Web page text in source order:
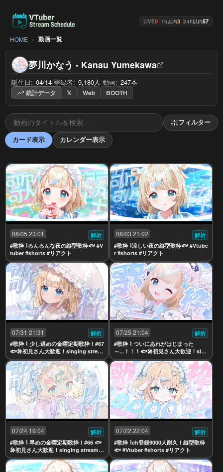
LIVE0 1h以内3 24h以内57
HOME 動画一覧
夢川かなう - Kanau Yumekawa
誕生日: 04/14 登録者: 9,180人 動画: 247本
統計データ 𝕏 Web BOOTH
フィルター
カード表示 カレンダー表示
08/05 23:01
解析
#歌枠 ⌇るんるんな夜の縦型歌枠🐟 #V
tuber #shorts #リアクト
08/03 21:02
解析
#歌枠 ⌇涼しい夜の縦型歌枠🐟 #Vtube
r #shorts #リアクト
07/31 21:31
解析
#歌枠 ⌇ 少し遅めの金曜定期歌枠！#67
🐟🎤初見さん大歓迎！singing strea
m【夢川かなう/リアクト/Vtuber】
07/25 21:04
解析
#歌枠 ⌇ ついにあれがはじまった
～...！！！🐟🎤初見さん大歓迎！sing
ing stream【夢川かなう/リアクト/Vt
uber】
07/24 19:04
解析
#歌枠 ⌇ 早めの金曜定期歌枠！#66 🐟
🎤初見さん大歓迎！singing stream
【夢川かなう/リアクト/Vtuber】
07/22 22:04
解析
#歌枠 ⌇ch登録9000人耐久！縦型歌枠
🐟 #Vtuber #shorts #リアクト